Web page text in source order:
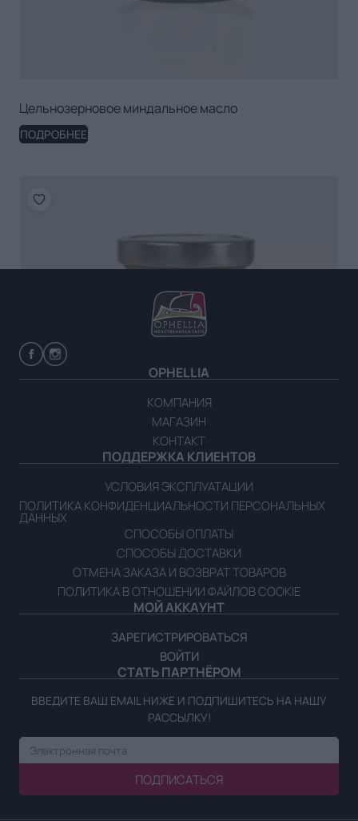
Цельнозерновое миндальное масло
ПОДРОБНЕЕ
Тахини
OPHELLIA
КОМПАНИЯ
МАГАЗИН
КОНТАКТ
ПОДДЕРЖКА КЛИЕНТОВ
УСЛОВИЯ ЭКСПЛУАТАЦИИ
ПОЛИТИКА КОНФИДЕНЦИАЛЬНОСТИ ПЕРСОНАЛЬНЫХ
ДАННЫХ
СПОСОБЫ ОПЛАТЫ
СПОСОБЫ ДОСТАВКИ
ОТМЕНА ЗАКАЗА И ВОЗВРАТ ТОВАРОВ
ПОЛИТИКА В ОТНОШЕНИИ ФАЙЛОВ COOKIE
МОЙ АККАУНТ
ЗАРЕГИСТРИРОВАТЬСЯ
ВОЙТИ
СТАТЬ ПАРТНЁРОМ
ВВЕДИТЕ ВАШ EMAIL НИЖЕ И ПОДПИШИТЕСЬ НА НАШУ
РАССЫЛКУ!
ПОДПИСАТЬСЯ